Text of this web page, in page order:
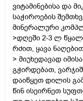
ვიტამინებისა და
საჭიროების
მინერალური
>დღეში 2-3 ლ
რძით, ყავა
> მიუხედავად
გჭირდებათ,
დაიწყეთ დილის
წინ ისეირნეთ